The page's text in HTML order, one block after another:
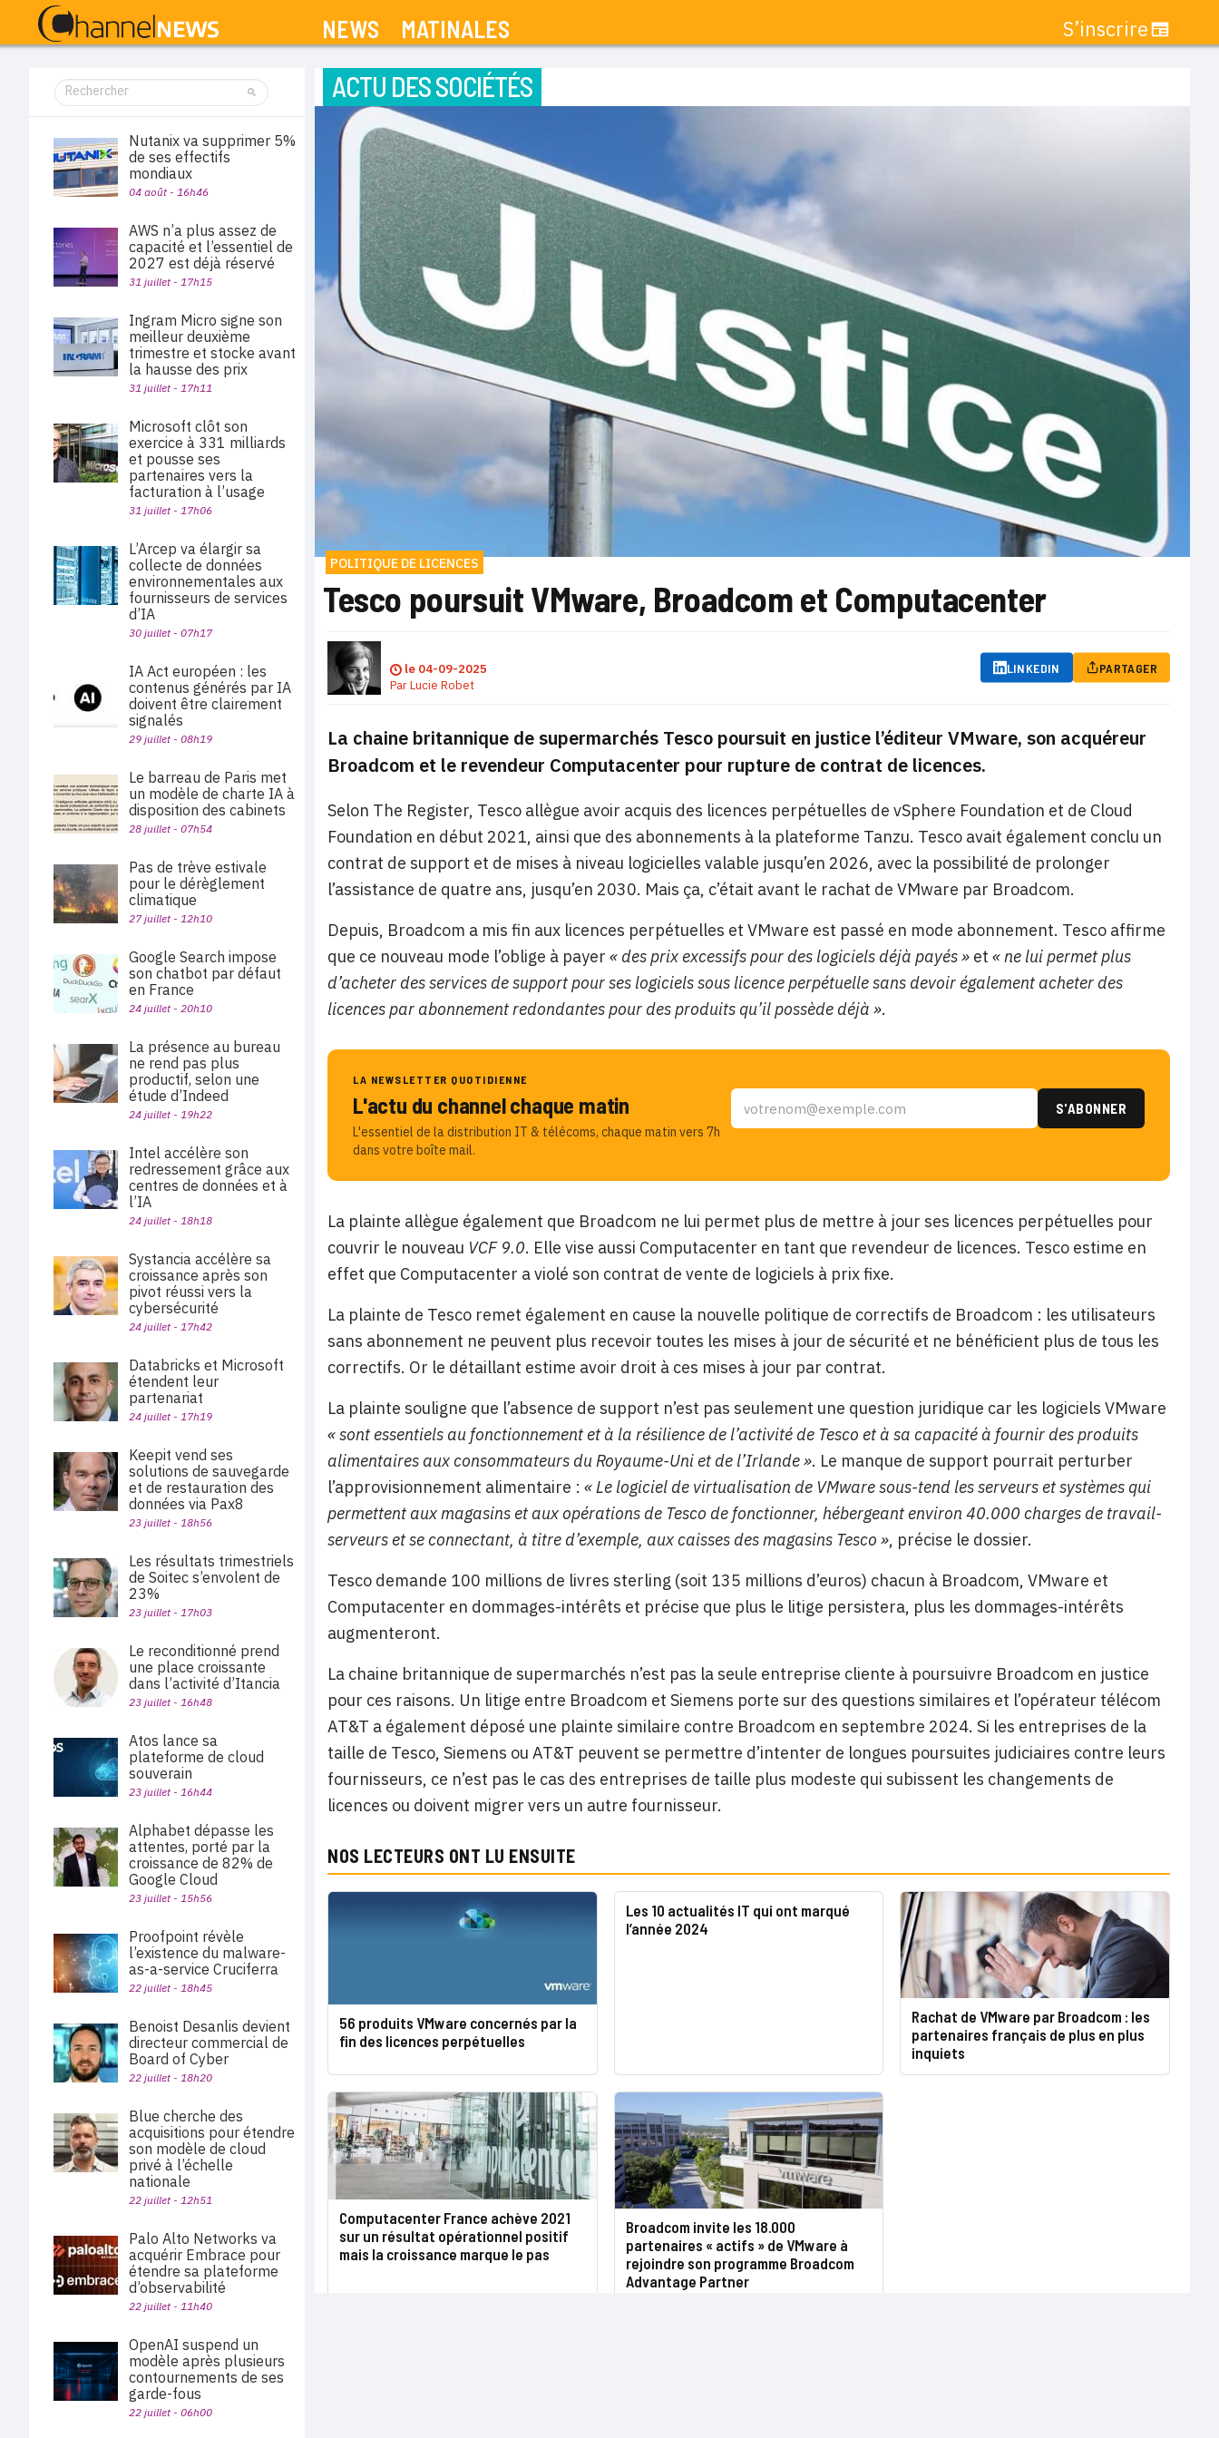
NEWS MATINALES S’inscrire
ACTU DES SOCIÉTÉS
POLITIQUE DE LICENCES
Tesco poursuit VMware, Broadcom et Computacenter
le 04-09-2025
ParLucie Robet
LINKEDIN PARTAGER
La chaine britannique de supermarchés Tesco poursuit en justice l’éditeur VMware, son acquéreur
Broadcom et le revendeur Computacenter pour rupture de contrat de licences.
Selon The Register, Tesco allègue avoir acquis des licences perpétuelles de vSphere Foundation et de Cloud
Foundation en début 2021, ainsi que des abonnements à la plateforme Tanzu. Tesco avait également conclu un
contrat de support et de mises à niveau logicielles valable jusqu’en 2026, avec la possibilité de prolonger
l’assistance de quatre ans, jusqu’en 2030. Mais ça, c’était avant le rachat de VMware par Broadcom.
Depuis, Broadcom a mis fin aux licences perpétuelles et VMware est passé en mode abonnement. Tesco affirme
que ce nouveau mode l’oblige à payer « des prix excessifs pour des logiciels déjà payés » et « ne lui permet plus
d’acheter des services de support pour ses logiciels sous licence perpétuelle sans devoir également acheter des
licences par abonnement redondantes pour des produits qu’il possède déjà ».
LA NEWSLETTER QUOTIDIENNE
L'actu du channel chaque matin
L'essentiel de la distribution IT & télécoms, chaque matin vers 7h
dans votre boîte mail.
La plainte allègue également que Broadcom ne lui permet plus de mettre à jour ses licences perpétuelles pour
couvrir le nouveau VCF 9.0. Elle vise aussi Computacenter en tant que revendeur de licences. Tesco estime en
effet que Computacenter a violé son contrat de vente de logiciels à prix fixe.
La plainte de Tesco remet également en cause la nouvelle politique de correctifs de Broadcom : les utilisateurs
sans abonnement ne peuvent plus recevoir toutes les mises à jour de sécurité et ne bénéficient plus de tous les
correctifs. Or le détaillant estime avoir droit à ces mises à jour par contrat.
La plainte souligne que l’absence de support n’est pas seulement une question juridique car les logiciels VMware
« sont essentiels au fonctionnement et à la résilience de l’activité de Tesco et à sa capacité à fournir des produits
alimentaires aux consommateurs du Royaume-Uni et de l’Irlande ». Le manque de support pourrait perturber
l’approvisionnement alimentaire : « Le logiciel de virtualisation de VMwaresous-tend les serveurs et systèmes qui
permettent aux magasins et aux opérations de Tesco de fonctionner, hébergeant environ 40.000 charges de travail-
serveurs et se connectant, à titre d’exemple, aux caisses des magasins Tesco », précise le dossier.
Tesco demande 100 millions de livres sterling (soit 135 millions d’euros) chacun à Broadcom, VMware et
Computacenter en dommages-intérêts et précise que plus le litige persistera, plus les dommages-intérêts
augmenteront.
La chaine britannique de supermarchés n’est pas la seule entreprise cliente à poursuivre Broadcom en justice
pour ces raisons. Un litige entre Broadcom et Siemens porte sur des questions similaires et l’opérateur télécom
AT&T a également déposé une plainte similaire contre Broadcom en septembre 2024. Si les entreprises de la
taille de Tesco, Siemens ou AT&T peuvent se permettre d’intenter de longues poursuites judiciaires contre leurs
fournisseurs, ce n’est pas le cas des entreprises de taille plus modeste qui subissent les changements de
licences ou doivent migrer vers un autre fournisseur.
NOS LECTEURS ONT LU ENSUITE
56 produits VMware concernés par la
fin des licences perpétuelles
Les 10 actualités IT qui ont marqué
l’année 2024
Rachat de VMware par Broadcom : les
partenaires français de plus en plus
inquiets
Computacenter France achève 2021
sur un résultat opérationnel positif
mais la croissance marque le pas
Broadcom invite les 18.000
partenaires « actifs » de VMware à
rejoindre son programme Broadcom
Advantage Partner
Nutanix va supprimer 5%
de ses effectifs
mondiaux
04 août - 16h46
AWS n’a plus assez de
capacité et l’essentiel de
2027 est déjà réservé
31 juillet - 17h15
Ingram Micro signe son
meilleur deuxième
trimestre et stocke avant
la hausse des prix
31 juillet - 17h11
Microsoft clôt son
exercice à 331 milliards
et pousse ses
partenaires vers la
facturation à l’usage
31 juillet - 17h06
L’Arcep va élargir sa
collecte de données
environnementales aux
fournisseurs de services
d’IA
30 juillet - 07h17
IA Act européen : les
contenus générés par IA
doivent être clairement
signalés
29 juillet - 08h19
Le barreau de Paris met
un modèle de charte IA à
disposition des cabinets
28 juillet - 07h54
Pas de trève estivale
pour le dérèglement
climatique
27 juillet - 12h10
Google Search impose
son chatbot par défaut
en France
24 juillet - 20h10
La présence au bureau
ne rend pas plus
productif, selon une
étude d’Indeed
24 juillet - 19h22
Intel accélère son
redressement grâce aux
centres de données et à
l’IA
24 juillet - 18h18
Systancia accélère sa
croissance après son
pivot réussi vers la
cybersécurité
24 juillet - 17h42
Databricks et Microsoft
étendent leur
partenariat
24 juillet - 17h19
Keepit vend ses
solutions de sauvegarde
et de restauration des
données via Pax8
23 juillet - 18h56
Les résultats trimestriels
de Soitec s’envolent de
23%
23 juillet - 17h03
Le reconditionné prend
une place croissante
dans l’activité d’Itancia
23 juillet - 16h48
Atos lance sa
plateforme de cloud
souverain
23 juillet - 16h44
Alphabet dépasse les
attentes, porté par la
croissance de 82% de
Google Cloud
23 juillet - 15h56
Proofpoint révèle
l’existence du malware-
as-a-service Cruciferra
22 juillet - 18h45
Benoist Desanlis devient
directeur commercial de
Board of Cyber
22 juillet - 18h20
Blue cherche des
acquisitions pour étendre
son modèle de cloud
privé à l’échelle
nationale
22 juillet - 12h51
Palo Alto Networks va
acquérir Embrace pour
étendre sa plateforme
d’observabilité
22 juillet - 11h40
OpenAI suspend un
modèle après plusieurs
contournements de ses
garde-fous
22 juillet - 06h00